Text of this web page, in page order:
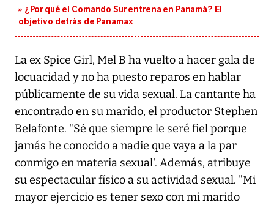
¿Por qué el Comando Sur entrena en Panamá? El
objetivo detrás de Panamax
La ex Spice Girl, Mel B ha vuelto a hacer gala de
locuacidad y no ha puesto reparos en hablar
públicamente de su vida sexual. La cantante ha
encontrado en su marido, el productor Stephen
Belafonte. "Sé que siempre le seré fiel porque
jamás he conocido a nadie que vaya a la par
conmigo en materia sexual'. Además, atribuye
su espectacular físico a su actividad sexual. "Mi
mayor ejercicio es tener sexo con mi marido